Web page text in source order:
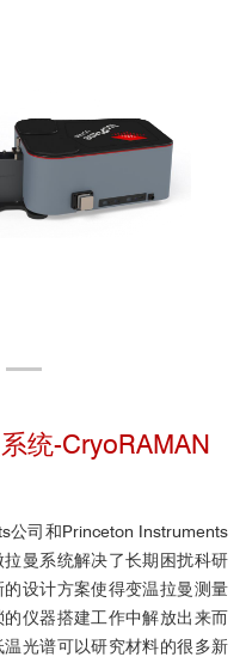
统-CryoRAMAN
公司和Princeton Instruments
曼系统解决了长期困扰科研
设计方案使得变温拉曼测量
仪器搭建工作中解放出来而
光谱可以研究材料的很多新